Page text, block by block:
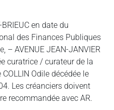
en date du
des Finances Publiques
– AVENUE JEAN-JANVIER
curatrice / curateur de la
Odile décédée le
Les créanciers doivent
recommandée avec AR.